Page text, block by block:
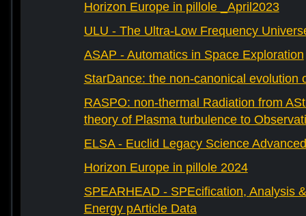
Horizon Europe in pillole _April2023
ULU - The Ultra-Low Frequency
ASAP - Automatics in Space Exploration
StarDance: the non-canonical evolution
RASPO: non-thermal Radiation from
theory of Plasma turbulence to
ELSA - Euclid Legacy Science
Horizon Europe in pillole 2024
SPEARHEAD - SPEcification, Analysis
Energy pArticle Data